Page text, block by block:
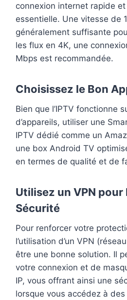
connexion internet rapide
essentielle. Une vitesse de
généralement suffisante
les flux en 4K, une
Mbps est recommandée.
Choisissez le Bon
Bien que l’IPTV fonctionne
d’appareils, utiliser une
IPTV dédié comme un
une box Android TV
en termes de qualité et de
Utilisez un VPN pour
Sécurité
Pour renforcer votre
l’utilisation d’un VPN
être une bonne solution. Il
votre connexion et de
IP, vous offrant ainsi une
lorsque vous accédez à des